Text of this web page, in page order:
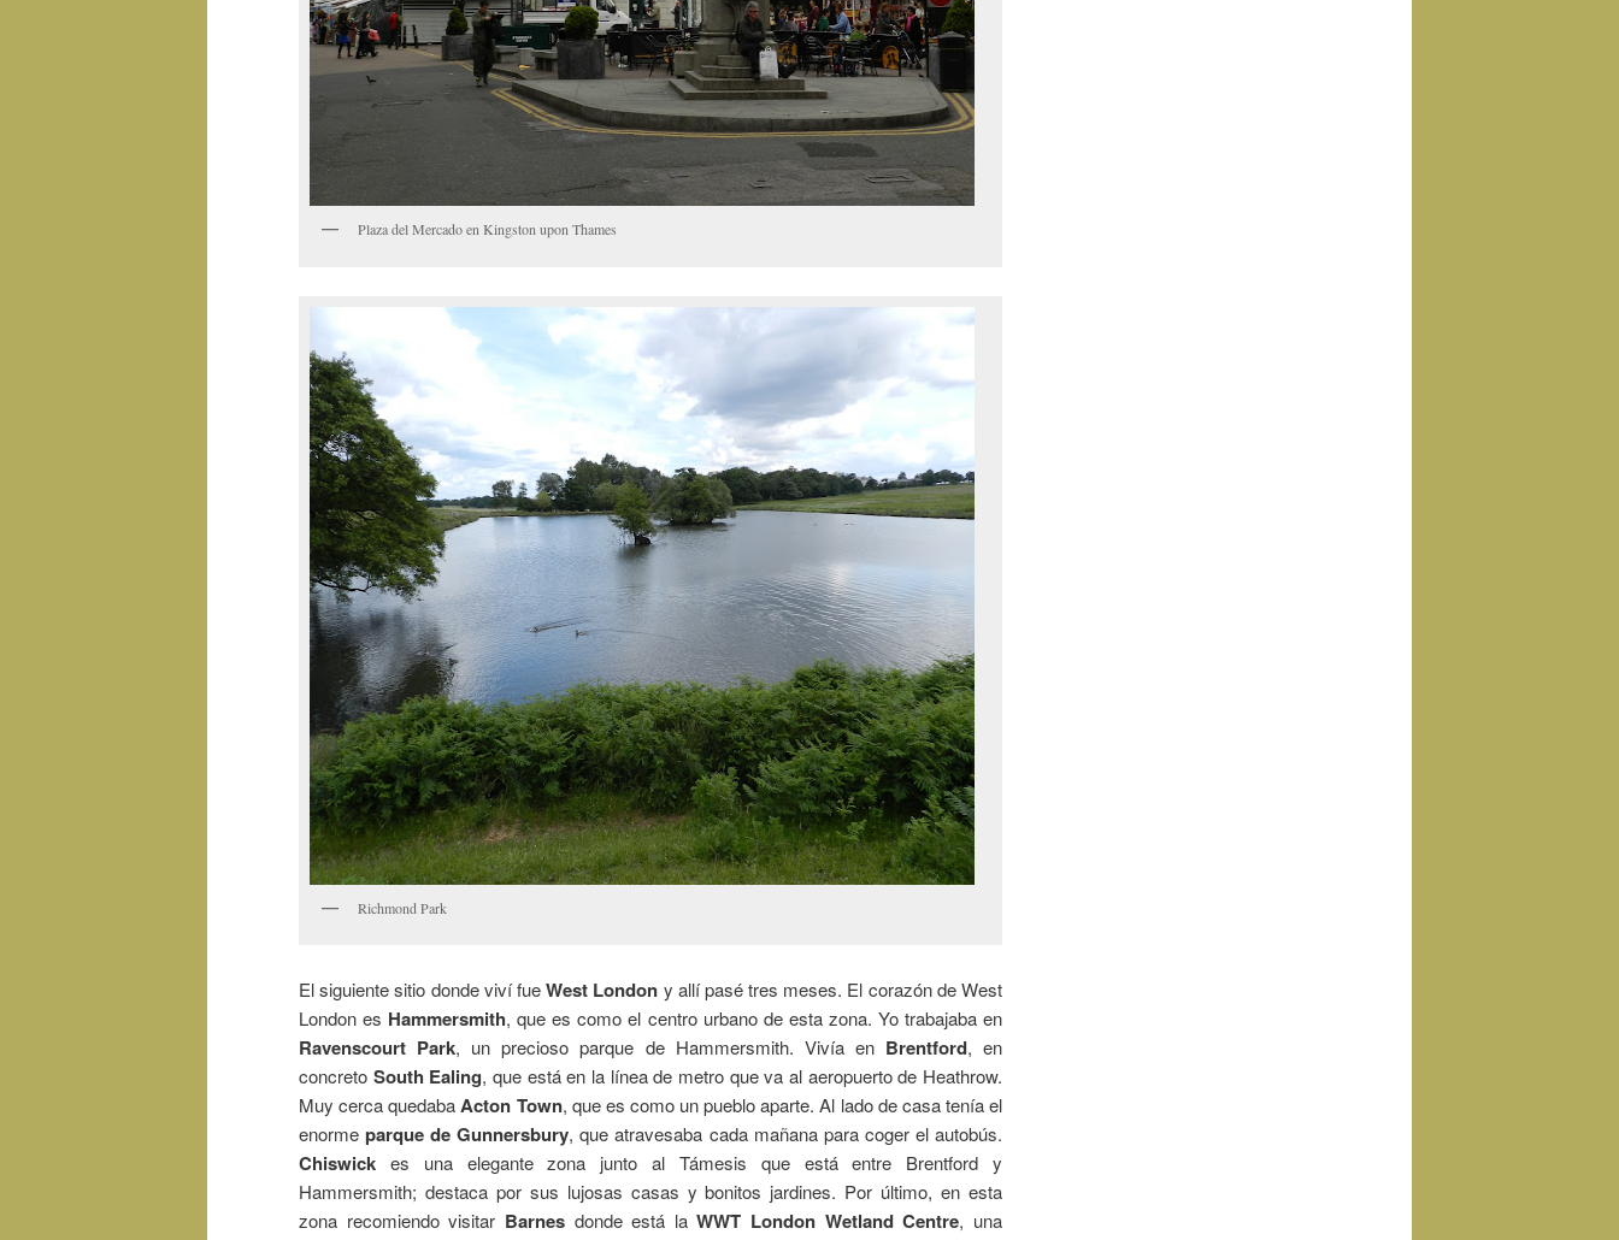
Plaza del Mercado en Kingston upon Thames
Richmond Park
El siguiente sitio donde viví fueWest London y allí pasé tres meses. El corazón de West
London es Hammersmith, que es como el centro urbano de esta zona. Yo trabajaba en
Ravenscourt Park, un precioso parque de Hammersmith. Vivía en Brentford, en
concreto South Ealing, que está en la línea de metro que va al aeropuerto de Heathrow.
Muy cerca quedaba Acton Town, que es como un pueblo aparte. Al lado de casa tenía el
enormeparque de Gunnersbury, que atravesaba cada mañana para coger el autobús.
Chiswick es una elegante zona junto al Támesis que está entre Brentford y
Hammersmith; destaca por sus lujosas casas y bonitos jardines. Por último, en esta
zona recomiendo visitar Barnesdonde está laWWT London Wetland Centre, una